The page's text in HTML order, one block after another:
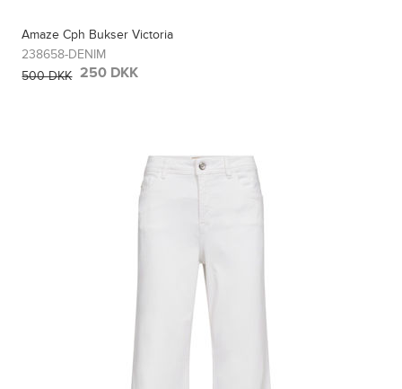
Amaze Cph Bukser Victoria
238658-DENIM
500 DKK 250 DKK